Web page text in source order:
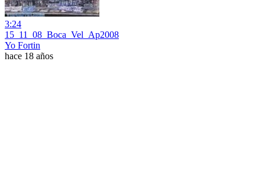
3:24
15_11_08_Boca_Vel_Ap2008
Yo Fortin
hace 18 años